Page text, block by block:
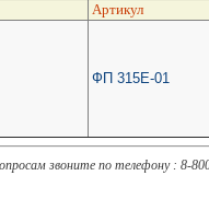
Артикул
ФП 315Е-01
звоните по телефону : 8-